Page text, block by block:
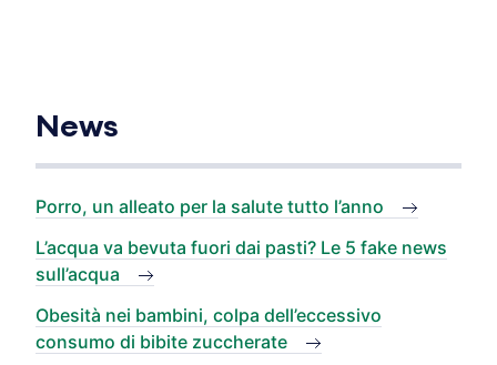
News
Porro, un alleato per la salute tutto l’anno
L’acqua va bevuta fuori dai pasti? Le 5 fake news
sull’acqua
Obesità nei bambini, colpa dell’eccessivo
consumo di bibite zuccherate